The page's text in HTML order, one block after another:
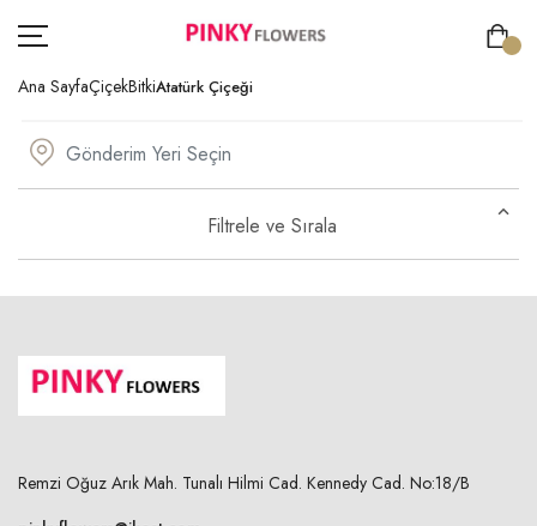
ÇİÇEK
ÖZEL GÜNLER
KİŞİYE ÖZEL
Ana SayfaÇiçekBitkiAtatürk Çiçeği
Filtrele ve Sırala
Remzi Oğuz Arık Mah. Tunalı Hilmi Cad. Kennedy Cad. No:18/B